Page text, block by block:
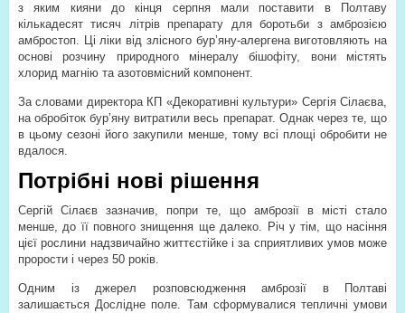
з яким кияни до кінця серпня мали поставити в Полтаву
кількадесят тисяч літрів препарату для боротьби з амброзією
амбростоп. Ці ліки від злісного бур’яну-алергена виготовляють на
основі розчину природного мінералу бішофіту, вони містять
хлорид магнію та азото­вмісний компонент.
За словами директора КП «Декоративні культури» Сергія Сілаєва,
на обро­біток бур’яну витратили весь препарат. Однак через те, що
в цьому сезоні його закупили менше, тому всі площі обробити не
вдалося.
Потрібні нові рішення
Сергій Сілаєв зазначив, попри те, що амброзії в місті стало
менше, до її повного знищення ще далеко. Річ у тім, що насіння
цієї рослини надзвичайно життєстійке і за сприятливих умов може
прорости і через 50 років.
Одним із джерел розповсюдження амброзії в Полтаві
залишається Дослідне поле. Там сформувалися тепличні умови